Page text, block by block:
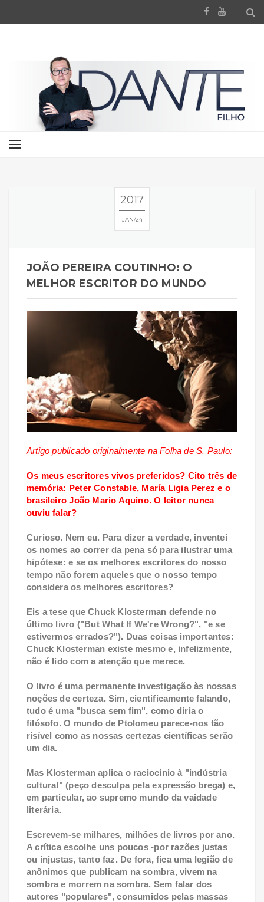
2017
JAN 24
JOÃO PEREIRA COUTINHO: O
MELHOR ESCRITOR DO MUNDO
Artigo publicado originalmente na Folha de S. Paulo:
Os meus escritores vivos preferidos? Cito três de
memória: Peter Constable, María Ligia Perez e o
brasileiro João Mario Aquino. O leitor nunca
ouviu falar?
Curioso. Nem eu. Para dizer a verdade, inventei
os nomes ao correr da pena só para ilustrar uma
hipótese: e se os melhores escritores do nosso
tempo não forem aqueles que o nosso tempo
considera os melhores escritores?
Eis a tese que Chuck Klosterman defende no
último livro ("But What If We're Wrong?", "e se
estivermos errados?"). Duas coisas importantes:
Chuck Klosterman existe mesmo e, infelizmente,
não é lido com a atenção que merece.
O livro é uma permanente investigação às nossas
noções de certeza. Sim, cientificamente falando,
tudo é uma "busca sem fim", como diria o
filósofo. O mundo de Ptolomeu parece-nos tão
risível como as nossas certezas científicas serão
um dia.
Mas Klosterman aplica o raciocínio à "indústria
cultural" (peço desculpa pela expressão brega) e,
em particular, ao supremo mundo da vaidade
literária.
Escrevem-se milhares, milhões de livros por ano.
A crítica escolhe uns poucos -por razões justas
ou injustas, tanto faz. De fora, fica uma legião de
anônimos que publicam na sombra, vivem na
sombra e morrem na sombra. Sem falar dos
autores "populares", consumidos pelas massas